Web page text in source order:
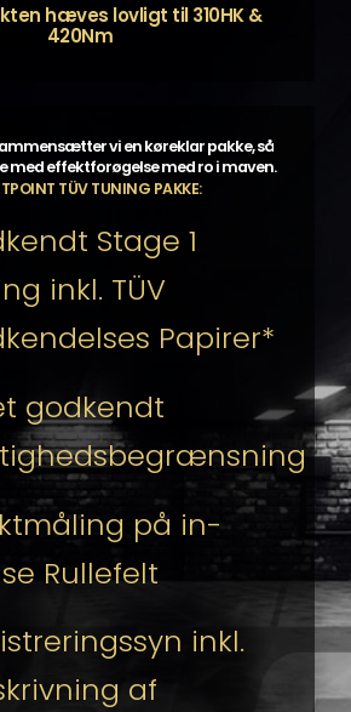
hæves lovligt til 310HK &
420Nm
vi en køreklar pakke, så
med effektforøgelse med ro i maven.
TÜV TUNING PAKKE:
Stage 1
inkl. TÜV
Papirer*
godkendt
på in-
Rullefelt
inkl.
af